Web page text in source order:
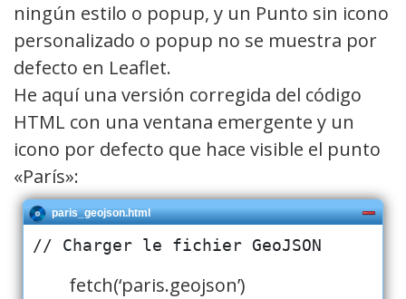
ningún estilo o popup, y un Punto sin icono
personalizado o popup no se muestra por
defecto en Leaflet.
He aquí una versión corregida del código
HTML con una ventana emergente y un
icono por defecto que hace visible el punto
«París»:
paris_geojson.html
// Charger le fichier GeoJSON
fetch(‘paris.geojson’)